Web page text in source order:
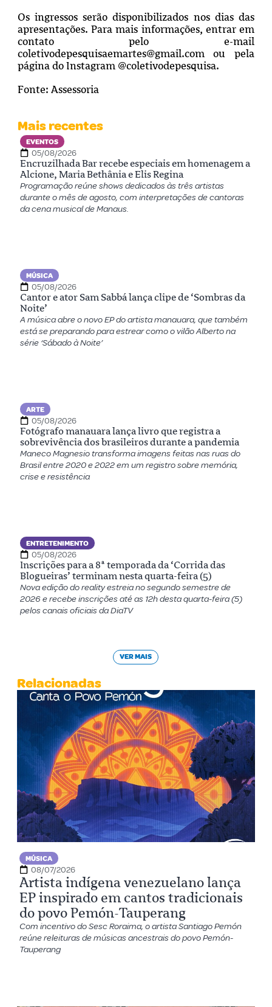
Os ingressos serão disponibilizados nos dias das
apresentações. Para mais informações, entrar em
contato pelo e-mail
coletivodepesquisaemartes@gmail.com ou pela
página do Instagram @coletivodepesquisa.
Fonte: Assessoria
Mais recentes
EVENTOS
05/08/2026
Encruzilhada Bar recebe especiais em homenagem a
Alcione, Maria Bethânia e Elis Regina
Programação reúne shows dedicados às três artistas
durante o mês de agosto, com interpretações de cantoras
da cena musical de Manaus.
MÚSICA
05/08/2026
Cantor e ator Sam Sabbá lança clipe de ‘Sombras da
Noite’
A música abre o novo EP do artista manauara, que também
está se preparando para estrear como o vilão Alberto na
série ‘Sábado à Noite’
ARTE
05/08/2026
Fotógrafo manauara lança livro que registra a
sobrevivência dos brasileiros durante a pandemia
Maneco Magnesio transforma imagens feitas nas ruas do
Brasil entre 2020 e 2022 em um registro sobre memória,
crise e resistência
ENTRETENIMENTO
05/08/2026
Inscrições para a 8ª temporada da ‘Corrida das
Blogueiras’ terminam nesta quarta-feira (5)
Nova edição do reality estreia no segundo semestre de
2026 e recebe inscrições até as 12h desta quarta-feira (5)
pelos canais oficiais da DiaTV
VER MAIS
Relacionadas
MÚSICA
08/07/2026
Artista indígena venezuelano lança
EP inspirado em cantos tradicionais
do povo Pemón-Tauperang
Com incentivo do Sesc Roraima, o artista Santiago Pemón
reúne releituras de músicas ancestrais do povo Pemón-
Tauperang